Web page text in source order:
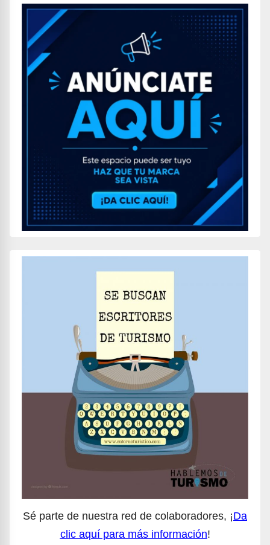
Sé parte de nuestra red de colaboradores, ¡Da
clic aquí para más información!